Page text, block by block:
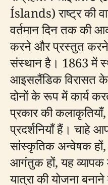
Íslands) राष्ट्र की
वर्तमान दिन तक की
करने और प्रस्तुत करने
संस्थान है। 1863 में
आइसलैंडिक विरासत
दोनों के रूप में कार्य
प्रकार की कलाकृतियाँ,
प्रदर्शनियाँ हैं। चाहे
सांस्कृतिक अन्वेषक
आगंतुक हों, यह व्यापक
यात्रा की योजना